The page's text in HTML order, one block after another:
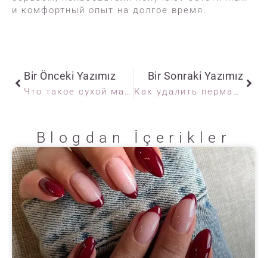
и комфортный опыт на долгое время.
Bir Önceki Yazımız Bir Sonraki Yazımız
Blogdan İçerikler